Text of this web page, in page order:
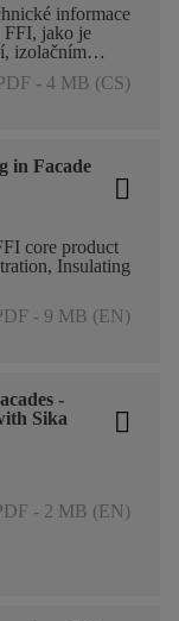
informace
FFI, jako je
izolačním
povětrnostním
- 4 MB (CS)
in Facade
core product
Insulating
- 9 MB (EN)
-
Sika
- 2 MB (EN)